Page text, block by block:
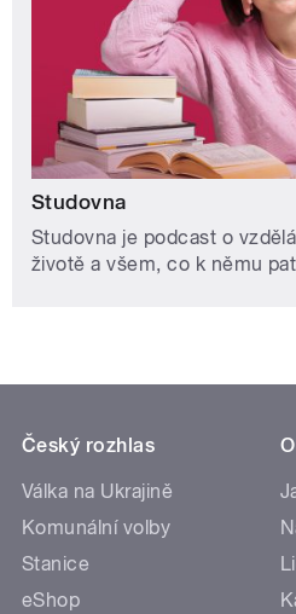
Studovna
Studovna je podcast o
životě a všem, co k němu
Český rozhlas
Válka na Ukrajině
Komunální volby
Stanice
eShop